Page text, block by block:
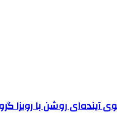
آینده‌ای روشن با رویزا